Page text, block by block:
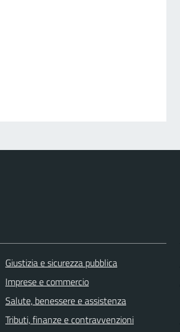
Giustizia e sicurezza pubblica
Imprese e commercio
Salute, benessere e assistenza
Tributi, finanze e contravvenzioni